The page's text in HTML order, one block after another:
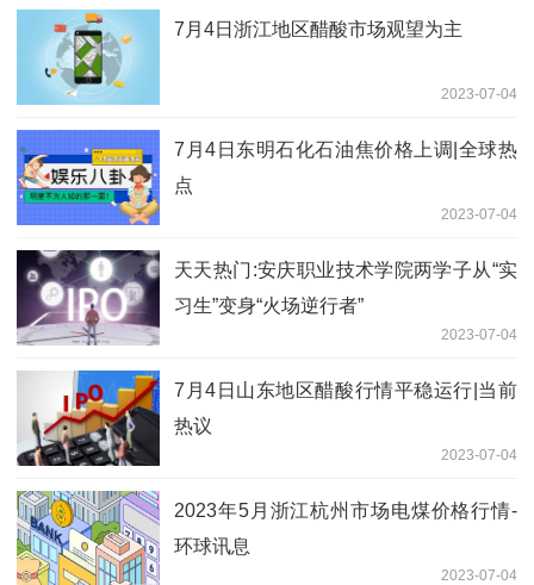
7月4日浙江地区醋酸市场观望为主
2023-07-04
7月4日东明石化石油焦价格上调|全球热
点
2023-07-04
天天热门:安庆职业技术学院两学子从“实
习生”变身“火场逆行者”
2023-07-04
7月4日山东地区醋酸行情平稳运行|当前
热议
2023-07-04
2023年5月浙江杭州市场电煤价格行情-
环球讯息
2023-07-04